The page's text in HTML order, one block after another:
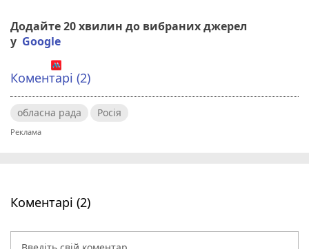
Додайте 20 хвилин до вибраних джерел
у Google
Коментарі (2)
обласна рада Росія
Коментарі (2)